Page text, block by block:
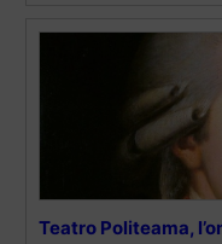
Teatro Politeama,